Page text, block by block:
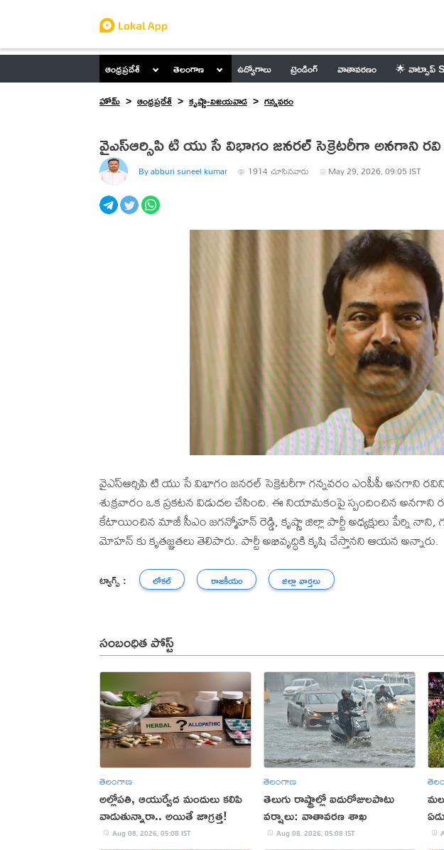
ఆంధ్రప్రదేశ్ తెలంగాణ ఉద్యోగాలు ట్రెండింగ్ వాతావరణం 🌟 వాట్సాప్
హోమ్
ఆంధ్రప్రదేశ్ కృష్ణా-విజయవాడ గన్నవరం
వైఎస్ఆర్సిపి టి యు సే విభాగం జనరల్ సెక్రెటరీగా అనగాని
By abburi suneel kumar 1914చూసినవారు May 29, 2026, 09:05 IST
వైఎస్ఆర్సిపి టి యు సే విభాగం జనరల్ సెక్రెటరీగా గన్నవరం ఎంపీపీ అనగాని
శుక్రవారం ఒక ప్రకటన విడుదల చేసింది. ఈ నియామకంపై స్పందించిన
కేటాయించిన మాజీ సీఎం జగన్మోహన్ రెడ్డి, కృష్ణా జిల్లా పార్టీ అధ్యక్షులు పేర్ని
మోహన్ కు కృతజ్ఞతలు తెలిపారు. పార్టీ అభివృద్ధికి కృషి చేస్తానని ఆయన అన్నారు.
ట్యాగ్స్ : లోకల్ రాజకీయం జిల్లా వార్తలు
సంబంధిత పోస్ట్
తెలంగాణ
అల్లోపతి, ఆయుర్వేద మందులు కలిపి
వాడుతున్నారా.. అయితే జాగ్రత్త!
Aug 08, 2026, 05:08 IST
తెలంగాణ
తెలుగు రాష్ట్రాల్లో ఐదురోజులపాటు
వర్షాలు: వాతావరణ శాఖ
Aug 08, 2026, 05:08 IST